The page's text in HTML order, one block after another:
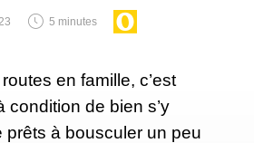
5 minutes
en famille, c’est
de bien s’y
prêts à bousculer un peu